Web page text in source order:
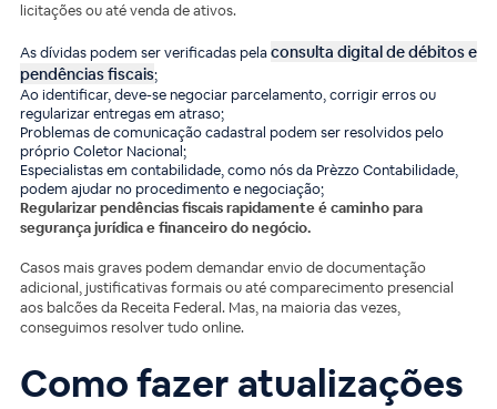
licitações ou até venda de ativos.
As dívidas podem ser verificadas pelaconsulta digital de débitos e
pendências fiscais;
Ao identificar, deve-se negociar parcelamento, corrigir erros ou
regularizar entregas em atraso;
Problemas de comunicação cadastral podem ser resolvidos pelo
próprio Coletor Nacional;
Especialistas em contabilidade, como nós da Prèzzo Contabilidade,
podem ajudar no procedimento e negociação;
Regularizar pendências fiscais rapidamente é caminho para
segurança jurídica e financeiro do negócio.
Casos mais graves podem demandar envio de documentação
adicional, justificativas formais ou até comparecimento presencial
aos balcões da Receita Federal. Mas, na maioria das vezes,
conseguimos resolver tudo online.
Como fazer atualizações